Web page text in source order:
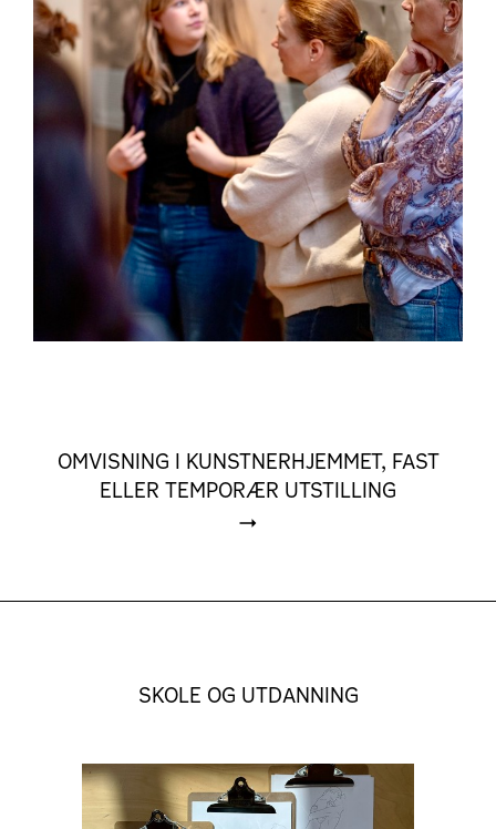
OMVISNING I KUNSTNERHJEMMET, FAST
ELLER TEMPORÆR UTSTILLING
SKOLE OG UTDANNING